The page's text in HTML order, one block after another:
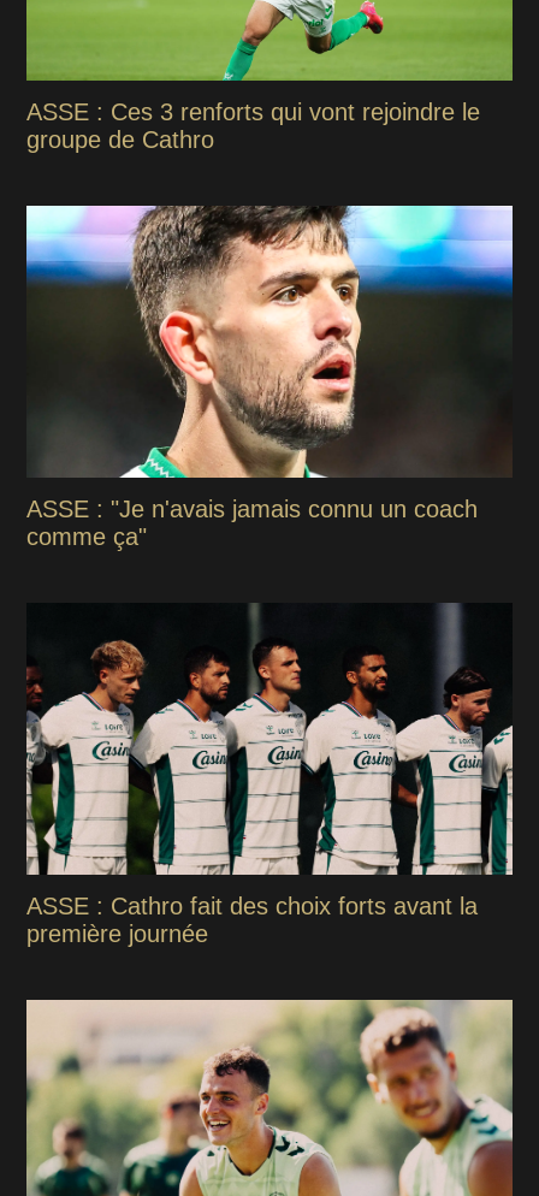
ASSE : Ces 3 renforts qui vont rejoindre le
groupe de Cathro
ASSE : "Je n'avais jamais connu un coach
comme ça"
ASSE : Cathro fait des choix forts avant la
première journée